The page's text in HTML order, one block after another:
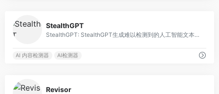
StealthGPT
StealthGPT: StealthGPT生成难以检测到的人工智能文本，可可靠地击败人工智能检测器并确保安全可靠。
AI 内容检测器 AI检测器
Revisor